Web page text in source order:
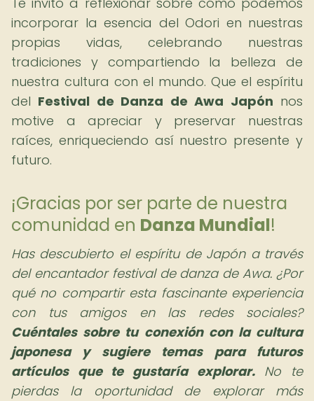
incorporar la esencia del Odori en nuestras
propias vidas, celebrando nuestras
tradiciones y compartiendo la belleza de
nuestra cultura con el mundo. Que el espíritu
del Festival de Danza de Awa Japón nos
motive a apreciar y preservar nuestras
raíces, enriqueciendo así nuestro presente y
futuro.
¡Gracias por ser parte de nuestra
comunidad en Danza Mundial!
Has descubierto el espíritu de Japón a través
del encantador festival de danza de Awa. ¿Por
qué no compartir esta fascinante experiencia
con tus amigos en las redes sociales?
Cuéntales sobre tu conexión con la cultura
japonesa y sugiere temas para futuros
artículos que te gustaría explorar.No te
pierdas la oportunidad de explorar más